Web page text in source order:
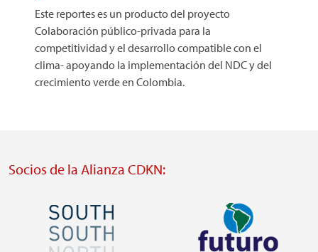
Este reportes es un producto del proyecto
Colaboración público-privada para la
competitividad y el desarrollo compatible con el
clima- apoyando la implementación del NDC y del
crecimiento verde en Colombia.
Socios de la Alianza CDKN:
Imagen Imagen